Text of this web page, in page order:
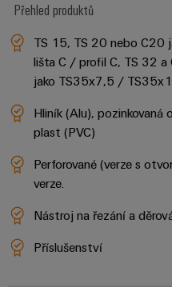
energetika
Budoucnost
osvědčené
výroby
energie
Ukládání
energie
a
systémy
energie
Výrobce
zařízení
Konektory
PCB
a
svorkovnice
v
oblasti
konektorů
a vizualizační
nástroje
Měření
energie
Weidmüller
AI
Vzdálený
Přehled produktů
TS 15, TS 20 nebo C20
lišta C / profil C, TS 32 a
jako TS35x7,5 /
Hliník (Alu), pozinkovaná
plast (PVC)
Perforované (verze s
verze.
Nástroj na řezání a
Příslušenství